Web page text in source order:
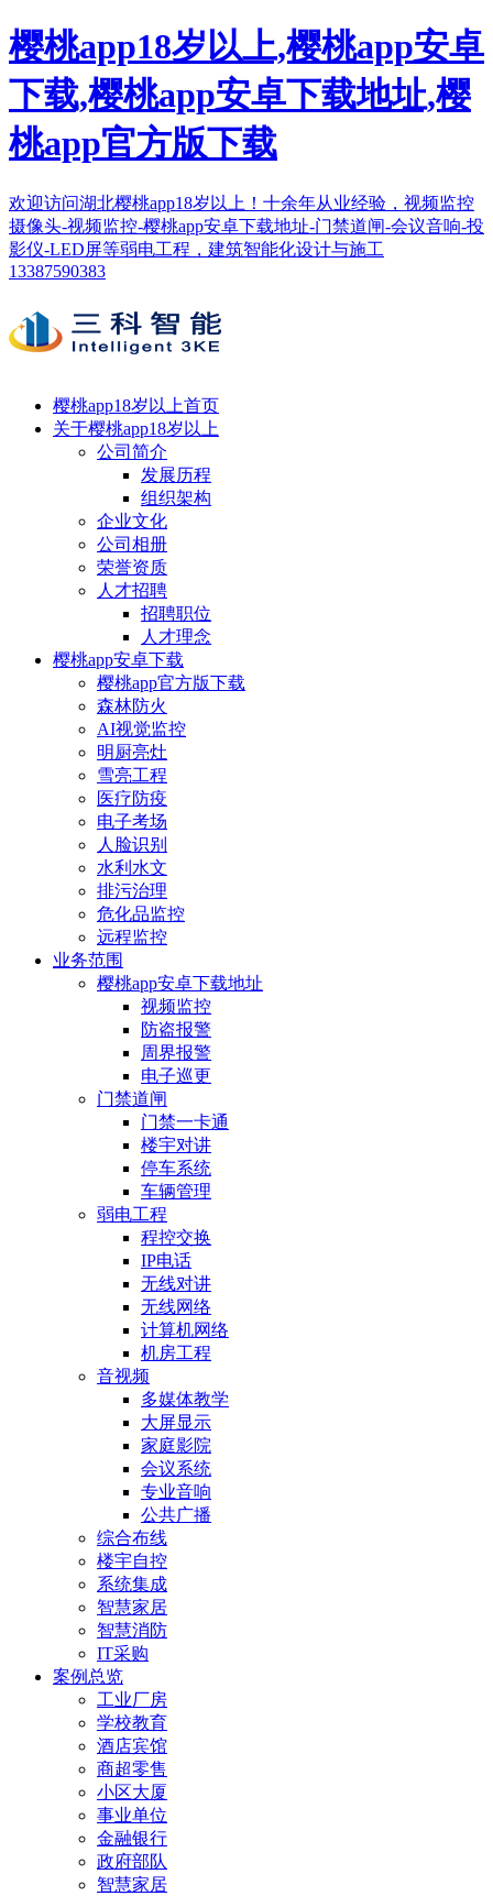
樱桃app18岁以上,樱桃app安卓
下载,樱桃app安卓下载地址,樱
桃app官方版下载
欢迎访问湖北樱桃app18岁以上！十余年从业经验，视频监控
摄像头-视频监控-樱桃app安卓下载地址-门禁道闸-会议音响-投
影仪-LED屏等弱电工程，建筑智能化设计与施工
13387590383
樱桃app18岁以上首页
关于樱桃app18岁以上
公司简介
发展历程
组织架构
企业文化
公司相册
荣誉资质
人才招聘
招聘职位
人才理念
樱桃app安卓下载
樱桃app官方版下载
森林防火
AI视觉监控
明厨亮灶
雪亮工程
医疗防疫
电子考场
人脸识别
水利水文
排污治理
危化品监控
远程监控
业务范围
樱桃app安卓下载地址
视频监控
防盗报警
周界报警
电子巡更
门禁道闸
门禁一卡通
楼宇对讲
停车系统
车辆管理
弱电工程
程控交换
IP电话
无线对讲
无线网络
计算机网络
机房工程
音视频
多媒体教学
大屏显示
家庭影院
会议系统
专业音响
公共广播
综合布线
楼宇自控
系统集成
智慧家居
智慧消防
IT采购
案例总览
工业厂房
学校教育
酒店宾馆
商超零售
小区大厦
事业单位
金融银行
政府部队
智慧家居